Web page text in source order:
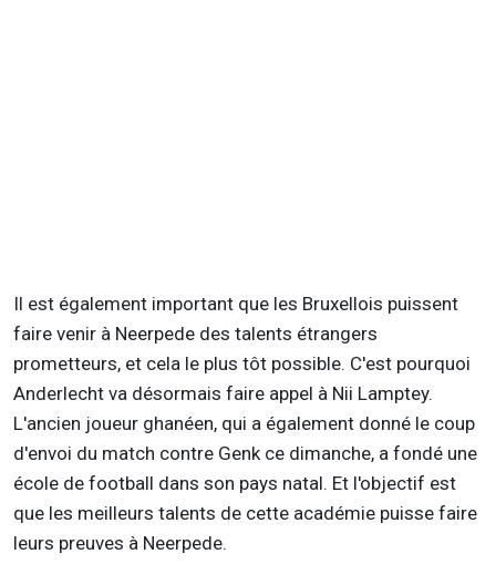
Il est également important que les Bruxellois puissent
faire venir à Neerpede des talents étrangers
prometteurs, et cela le plus tôt possible. C'est pourquoi
Anderlecht va désormais faire appel à Nii Lamptey.
L'ancien joueur ghanéen, qui a également donné le coup
d'envoi du match contre Genk ce dimanche, a fondé une
école de football dans son pays natal. Et l'objectif est
que les meilleurs talents de cette académie puisse faire
leurs preuves à Neerpede.